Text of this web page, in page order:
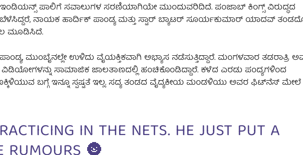
ಇಂಡಿಯನ್ಸ್ ಪಾಲಿಗೆ ಸವಾಲುಗಳ ಸರಣಿಯಾಗಿಯೇ ಮುಂದುವರಿದಿದೆ. ಪಂಜಾಬ್ ಕಿಂಗ್ಸ್ ವಿರುದ್ಧದ
ನಾಯಕ ಹಾರ್ದಿಕ್ ಪಾಂಡ್ಯ ಮತ್ತು ಸ್ಟಾರ್ ಬ್ಯಾಟರ್ ಸೂರ್ಯಕುಮಾರ್ ಯಾದವ್
ಮೂಡಿಸಿದೆ.
ಮುಂಬೈನಲ್ಲೇ ಉಳಿದು ವೈಯಕ್ತಿಕವಾಗಿ ಅಭ್ಯಾಸ ನಡೆಸುತ್ತಿದ್ದಾರೆ. ಮಂಗಳವಾರ ತಡರಾತ್ರಿ
ಸಾಮಾಜಿಕ ಜಾಲತಾಣದಲ್ಲಿ ಹಂಚಿಕೊಂಡಿದ್ದಾರೆ. ಕಳೆದ ಎರಡು ಪಂದ್ಯಗಳಿಂದ
ಬಗ್ಗೆ ಇನ್ನೂ ಸ್ಪಷ್ಟತೆ ಇಲ್ಲ. ಸದ್ಯ ತಂಡದ ವೈದ್ಯಕೀಯ ಮಂಡಳಿಯು ಅವರ ಫಿಟ್‌ನೆಸ್ ಮೇಲೆ
IN THE NETS. HE JUST PUT A